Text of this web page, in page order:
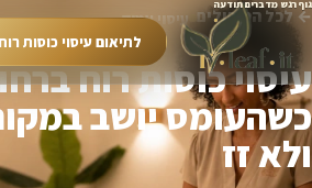
גוף רגש מדברים תודעה
לתיאום עיסוי כוסות רוח
← לכל הטיפולים עיסוי עמוק
עיסוי כוסות רוח
כשהעומס יושב
ולא זז